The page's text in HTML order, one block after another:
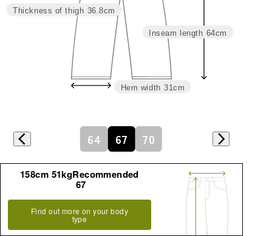
Inseam length 64cm
Hem width 31cm
Thickness of thigh 36.8cm
64 67 70
158cm 51kgRecommended
67
Find out more on your body
type